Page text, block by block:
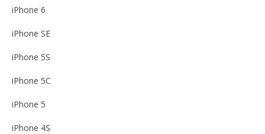
iPhone 6
iPhone SE
iPhone 5S
iPhone 5C
iPhone 5
iPhone 4S